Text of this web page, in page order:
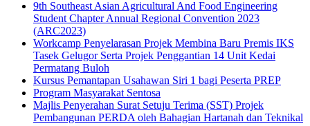
9th Southeast Asian Agricultural And Food Engineering
Student Chapter Annual Regional Convention 2023
(ARC2023)
Workcamp Penyelarasan Projek Membina Baru Premis IKS
Tasek Gelugor Serta Projek Penggantian 14 Unit Kedai
Permatang Buloh
Kursus Pemantapan Usahawan Siri 1 bagi Peserta PREP
Program Masyarakat Sentosa
Majlis Penyerahan Surat Setuju Terima (SST) Projek
Pembangunan PERDA oleh Bahagian Hartanah dan Teknikal